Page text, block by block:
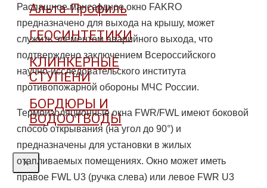
Альта-Профиль
ГЕОСИНТЕТИКИ
КЛИНКЕРНЫЕ
СТУПЕНИ
БОРДЮРЫ И
ВОДООТВОДЫ
X
Распашное мансардное окно FAKRO
предназначено для выхода на крышу, может
служить элементом аварийного выхода, что
подтверждено заключением Всероссийского
научно-исследовательского института
противопожарной обороны МЧС России.
Термоизоляционные окна FWR/FWL имеют боковой
способ открывания (на угол до 90°) и
предназначены для установки в жилых
отапливаемых помещениях. Окно может иметь
правое FWL U3 (ручка слева) или левое FWR U3